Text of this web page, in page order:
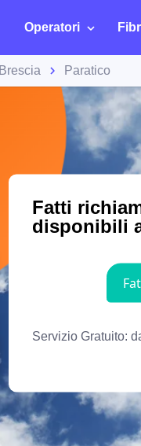
Operatori
Brescia Paratico